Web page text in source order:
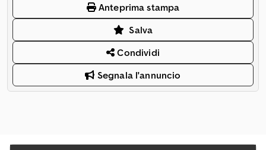
Anteprima stampa
Salva
Condividi
Segnala l'annuncio